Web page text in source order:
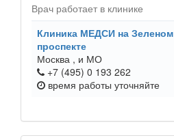
Врач работает в клинике
Клиника МЕДСИ на Зеленом
проспекте
Москва , и МО
+7 (495) 0 193 262
время работы уточняйте